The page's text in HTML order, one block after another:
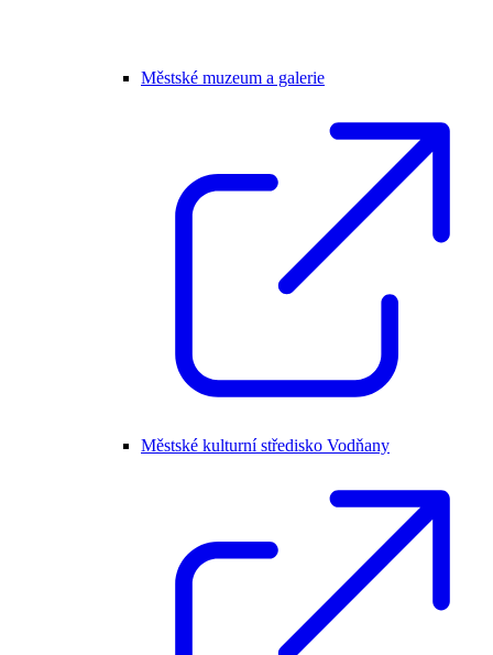
Městské muzeum a galerie
Městské kulturní středisko Vodňany